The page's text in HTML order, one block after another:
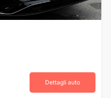
Dettagli auto